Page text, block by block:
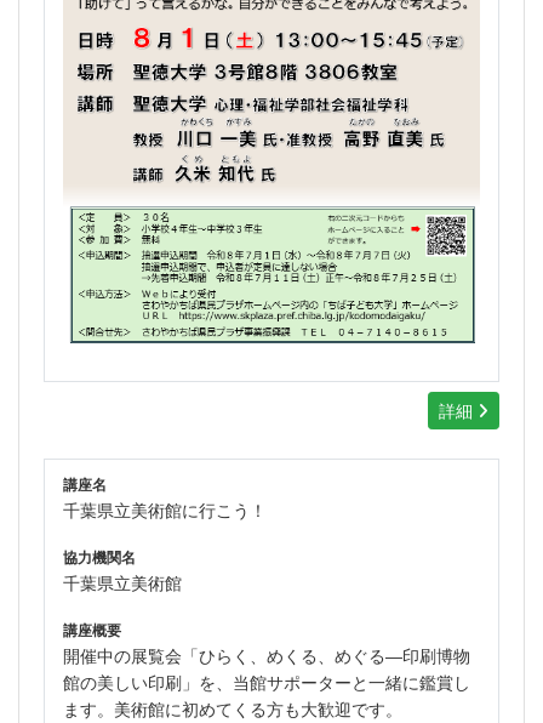
詳細
講座名
千葉県立美術館に行こう！
協力機関名
千葉県立美術館
講座概要
開催中の展覧会「ひらく、めくる、めぐる―印刷博物
館の美しい印刷」を、当館サポーターと一緒に鑑賞し
ます。美術館に初めてくる方も大歓迎です。